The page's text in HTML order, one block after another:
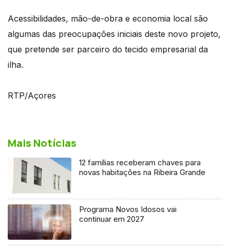
Acessibilidades, mão-de-obra e economia local são
algumas das preocupações iniciais deste novo projeto,
que pretende ser parceiro do tecido empresarial da
ilha.
RTP/Açores
Mais Notícias
12 famílias receberam chaves para
novas habitações na Ribeira Grande
Programa Novos Idosos vai
continuar em 2027